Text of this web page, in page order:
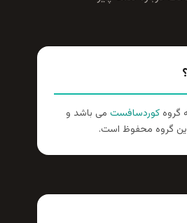
گروهکوردسافست می باشد و
گروه محفوظ است.